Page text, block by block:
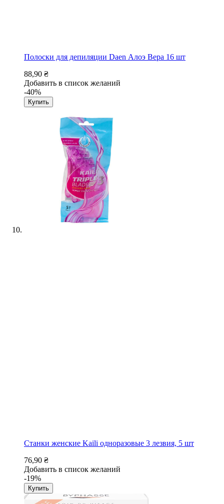
Полоски для депиляции Daen Алоэ Вера 16 шт
88,90 ₴
Добавить в список желаний
-40%
Купить
Станки женские Kaili одноразовые 3 лезвия, 5 шт
76,90 ₴
Добавить в список желаний
-19%
Купить